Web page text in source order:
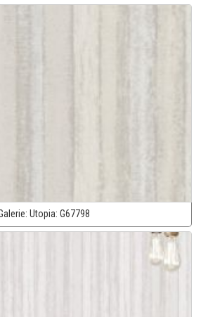
Utopia: G67798